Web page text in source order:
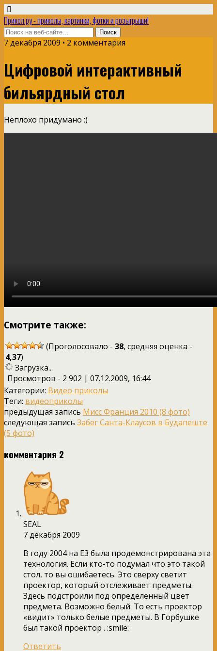
Прикол.ру - приколы, картинки, фотки и розыгрыши!
7 декабря 2009 • 2 комментария
Цифровой интерактивный
бильярдный стол
Неплохо придумано :)
Смотрите также:
(Проголосовало - 38, средняя оценка -
4,37)
Загрузка...
Просмотров - 2 902 | 07.12.2009, 16:44
Категории: Видео приколы
Теги: видеоприколы
предыдущая запись Мисс Франция 2010 (8 фото)
следующая запись Забег Санта-Клаусов в Будапеште
(5 фото)
комментария 2
SEAL
7 декабря 2009
В году 2004 на Е3 была продемонстрирована эта
технология. Если кто-то подумал что это такой
стол, то вы ошибаетесь. Это сверху светит
проектор, который отслеживает предметы.
Здесь подстроили под определенный цвет
предмета. Возможно белый. То есть проектор
«видит» только белые предметы. В Горбушке
был такой проектор . :smile:
Ответить